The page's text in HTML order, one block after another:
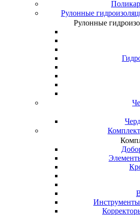
Рулонные
Рулонные
Инструменты